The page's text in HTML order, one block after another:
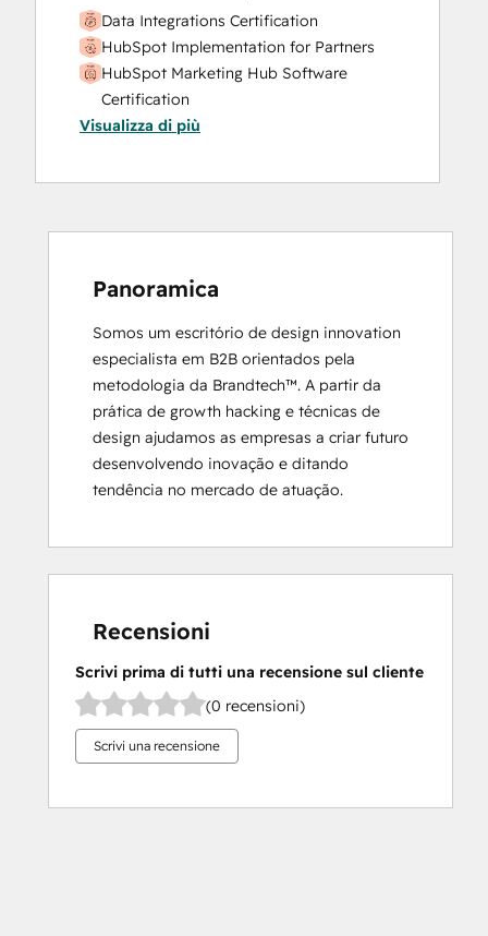
Data Integrations Certification
HubSpot Implementation for Partners
HubSpot Marketing Hub Software
Certification
HubSpot Marketing Software
HubSpot Sales Hub Software
HubSpot Solutions Partner
Inbound Marketing
Platform Consulting
Revenue Operations
Salesforce Integration Certification
Visualizza di più
Panoramica
Somos um escritório de design innovation
especialista em B2B orientados pela
metodologia da Brandtech™. A partir da
prática de growth hacking e técnicas de
design ajudamos as empresas a criar futuro
desenvolvendo inovação e ditando
tendência no mercado de atuação.
Recensioni
Scrivi prima di tutti una recensione sul cliente
(0 recensioni)
Scrivi una recensione